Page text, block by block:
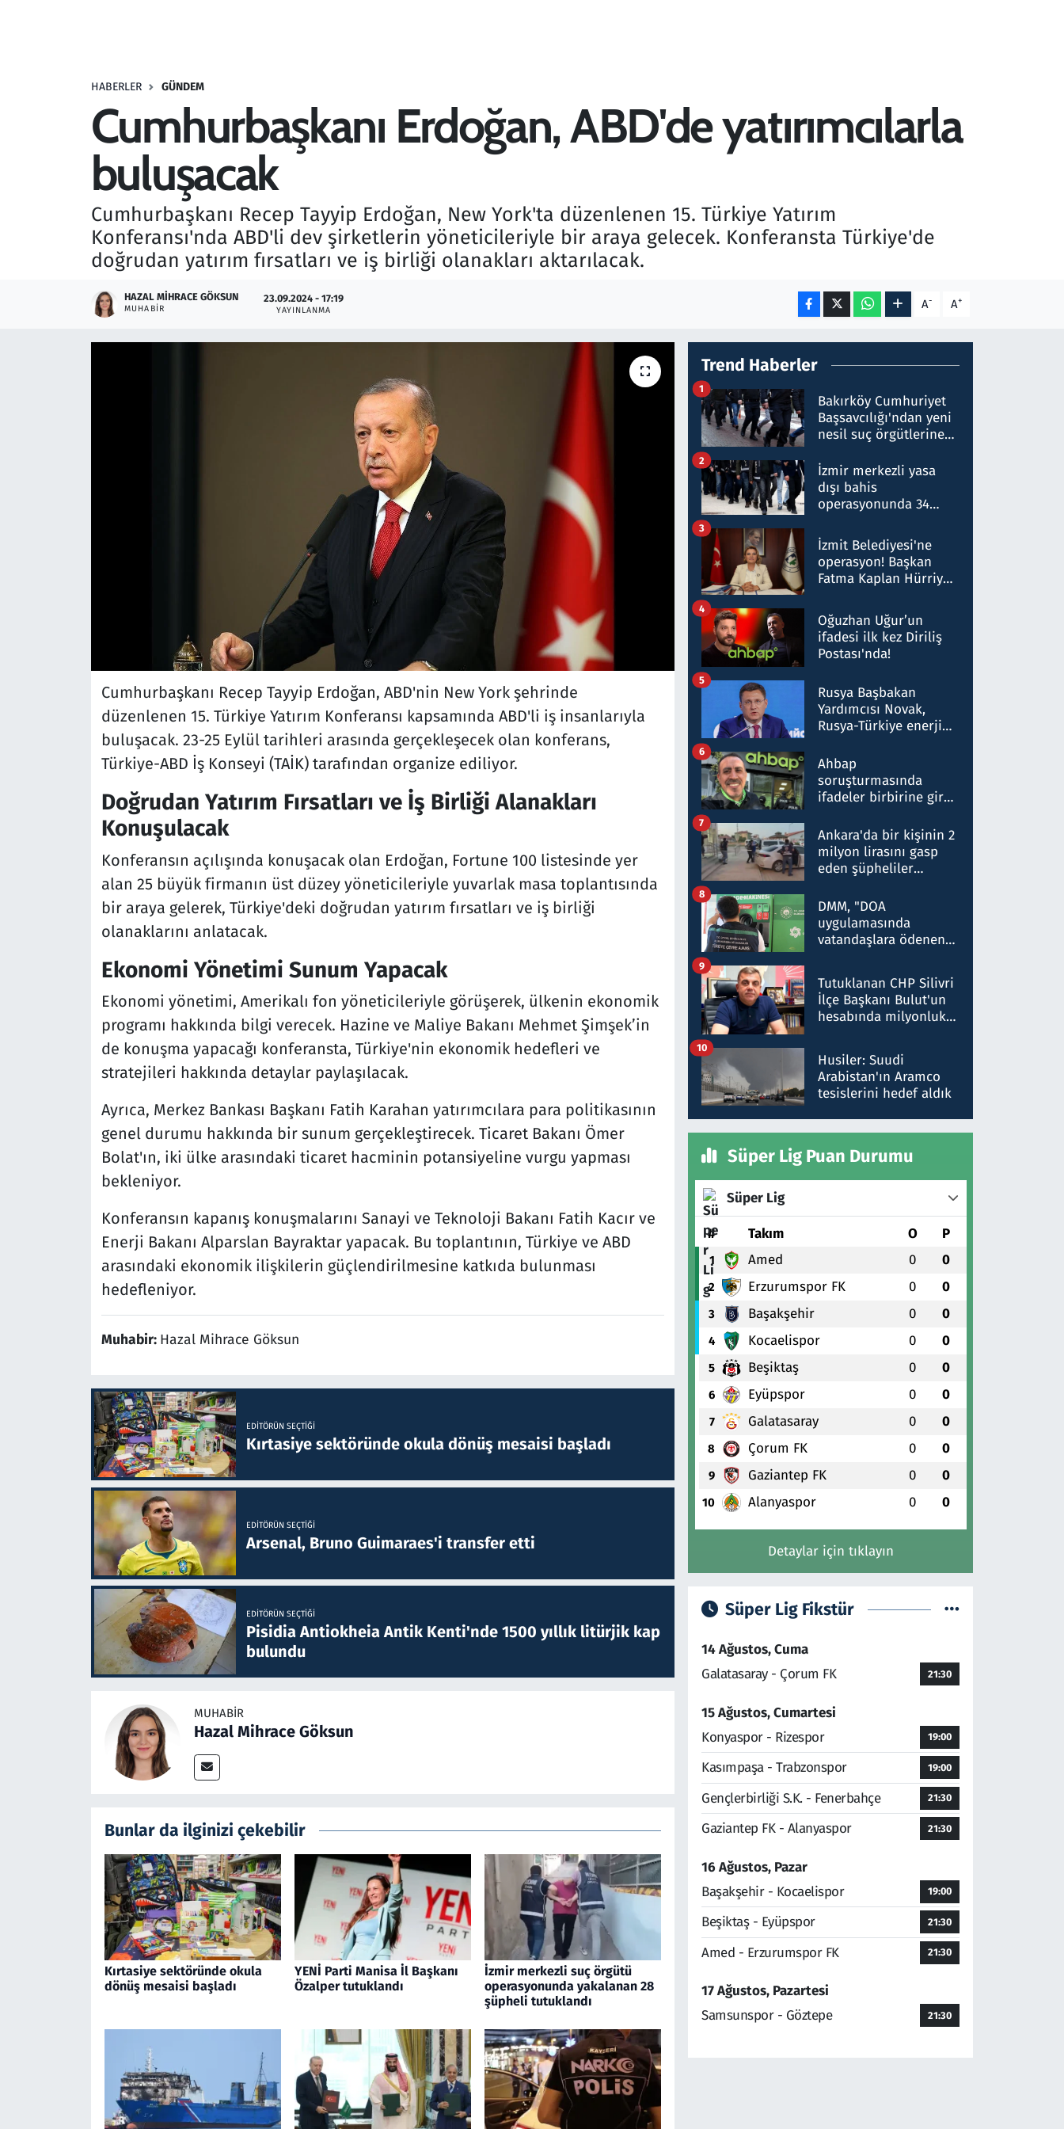
HABERLER GÜNDEM
Cumhurbaşkanı Erdoğan, ABD'de yatırımcılarla
buluşacak
Cumhurbaşkanı Recep Tayyip Erdoğan, New York'ta düzenlenen 15. Türkiye Yatırım
Konferansı'nda ABD'li dev şirketlerin yöneticileriyle bir araya gelecek. Konferansta Türkiye'de
doğrudan yatırım fırsatları ve iş birliği olanakları aktarılacak.
HAZAL MIHRACE GÖKSUN
MUHABIR
23.09.2024 - 17:19
YAYINLANMA A- A+
Cumhurbaşkanı Recep Tayyip Erdoğan, ABD'nin New York şehrinde
düzenlenen 15. Türkiye Yatırım Konferansı kapsamında ABD'li iş insanlarıyla
buluşacak. 23-25 Eylül tarihleri arasında gerçekleşecek olan konferans,
Türkiye-ABD İş Konseyi (TAİK) tarafından organize ediliyor.
Doğrudan Yatırım Fırsatları ve İş Birliği Alanakları
Konuşulacak
Konferansın açılışında konuşacak olan Erdoğan, Fortune 100 listesinde yer
alan 25 büyük firmanın üst düzey yöneticileriyle yuvarlak masa toplantısında
bir araya gelerek, Türkiye'deki doğrudan yatırım fırsatları ve iş birliği
olanaklarını anlatacak.
Ekonomi Yönetimi Sunum Yapacak
Ekonomi yönetimi, Amerikalı fon yöneticileriyle görüşerek, ülkenin ekonomik
programı hakkında bilgi verecek. Hazine ve Maliye Bakanı Mehmet Şimşek’in
de konuşma yapacağı konferansta, Türkiye'nin ekonomik hedefleri ve
stratejileri hakkında detaylar paylaşılacak.
Ayrıca, Merkez Bankası Başkanı Fatih Karahan yatırımcılara para politikasının
genel durumu hakkında bir sunum gerçekleştirecek. Ticaret Bakanı Ömer
Bolat'ın, iki ülke arasındaki ticaret hacminin potansiyeline vurgu yapması
bekleniyor.
Konferansın kapanış konuşmalarını Sanayi ve Teknoloji Bakanı Fatih Kacır ve
Enerji Bakanı Alparslan Bayraktar yapacak. Bu toplantının, Türkiye ve ABD
arasındaki ekonomik ilişkilerin güçlendirilmesine katkıda bulunması
hedefleniyor.
Muhabir: Hazal Mihrace Göksun
EDITÖRÜN SEÇTIĞI
Kırtasiye sektöründe okula dönüş mesaisi başladı
EDITÖRÜN SEÇTIĞI
Arsenal, Bruno Guimaraes'i transfer etti
EDITÖRÜN SEÇTIĞI
Pisidia Antiokheia Antik Kenti'nde 1500 yıllık litürjik kap
bulundu
MUHABIR
Hazal Mihrace Göksun
Bunlar da ilginizi çekebilir
Kırtasiye sektöründe okula
dönüş mesaisi başladı
YENİ Parti Manisa İl Başkanı
Özalper tutuklandı
İzmir merkezli suç örgütü
operasyonunda yakalanan 28
şüpheli tutuklandı
Trend Haberler
Bakırköy Cumhuriyet
Başsavcılığı'ndan yeni
nesil suç örgütlerine
hakkında gözaltı kararı
1
İzmir merkezli yasa
dışı bahis
operasyonunda 34
Milyar liralık para
trafiği tespit edildi
2
İzmit Belediyesi'ne
operasyon! Başkan
Fatma Kaplan Hürriyet
3
Oğuzhan Uğur’un
ifadesi ilk kez Diriliş
Postası'nda!
4
Rusya Başbakan
Yardımcısı Novak,
Rusya-Türkiye enerji
nitelikte olduğunu
belirtti
5
Ahbap
soruşturmasında
ifadeler birbirine girdi:
ifadelerinden ortaya
çıkan tablo şok etti
6
Ankara'da bir kişinin 2
milyon lirasını gasp
eden şüpheliler
7
DMM, "DOA
uygulamasında
vatandaşlara ödenen
düşürüldüğü" iddiasını
yalanladı
8
Tutuklanan CHP Silivri
İlçe Başkanı Bulut'un
hesabında milyonluk
talimat verdi, ben
gönderdim
9
Husiler: Suudi
Arabistan'ın Aramco
tesislerini hedef aldık
10
Süper Lig Puan Durumu
Süper Lig
# Takım O P
1 Amed 0 0
2 Erzurumspor FK 0 0
3 Başakşehir 0 0
4 Kocaelispor 0 0
5 Beşiktaş 0 0
6 Eyüpspor 0 0
7 Galatasaray 0 0
8 Çorum FK 0 0
9 Gaziantep FK 0 0
10 Alanyaspor 0 0
Detaylar için tıklayın
Süper Lig Fikstür
14 Ağustos, Cuma
Galatasaray - Çorum FK
21:30
15 Ağustos, Cumartesi
Konyaspor - Rizespor
19:00
Kasımpaşa - Trabzonspor 19:00
Gençlerbirliği S.K. - Fenerbahçe 21:30
Gaziantep FK - Alanyaspor 21:30
16 Ağustos, Pazar
Başakşehir - Kocaelispor
19:00
Beşiktaş - Eyüpspor 21:30
Amed - Erzurumspor FK 21:30
17 Ağustos, Pazartesi
Samsunspor - Göztepe
21:30
Savunma Sanayi
Televizyon